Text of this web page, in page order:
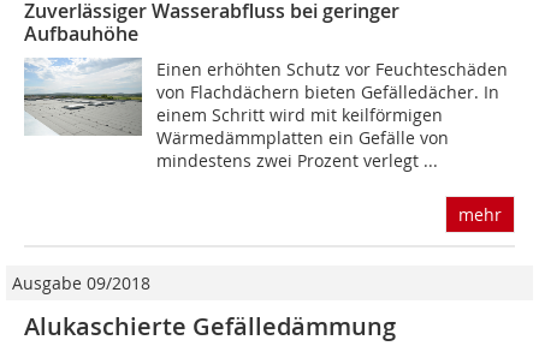
Zuverlässiger Wasserabfluss bei geringer
Aufbauhöhe
Einen erhöhten Schutz vor Feuchteschäden
von Flachdächern bieten Gefälledächer. In
einem Schritt wird mit keilförmigen
Wärmedämmplatten ein Gefälle von
mindestens zwei Prozent verlegt ...
mehr
Ausgabe 09/2018
Alukaschierte Gefälledämmung